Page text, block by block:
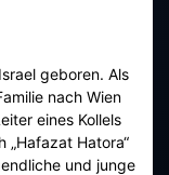
geboren. Als
nach Wien
eines Kollels
„Hafazat Hatora“
und junge